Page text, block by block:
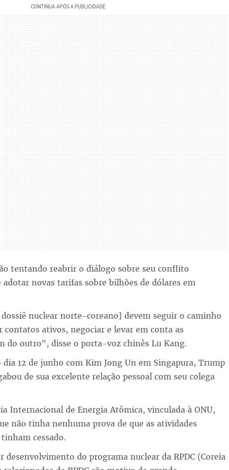
tentando reabrir o diálogo sobre seu conflito
adotar novas tarifas sobre bilhões de dólares em
nuclear norte-coreano] devem seguir o caminho
ativos, negociar e levar em conta as
do outro", disse o porta-voz chinês Lu Kang.
12 de junho com Kim Jong Un em Singapura, Trump
de sua excelente relação pessoal com seu colega
Internacional de Energia Atômica, vinculada à ONU,
não tinha nenhuma prova de que as atividades
cessado.
do programa nuclear da RPDC (Coreia